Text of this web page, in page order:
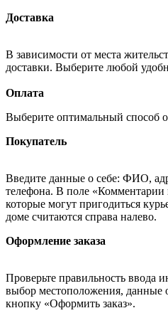
Доставка
В зависимости от места
доставки. Выберите любой
Оплата
Выберите оптимальный способ
Покупатель
Введите данные о себе: ФИО,
телефона. В поле «Комментарии
которые могут пригодиться
доме считаются справа налево.
Оформление заказа
Проверьте правильность ввода
выбор местоположения, данные
кнопку «Оформить заказ».